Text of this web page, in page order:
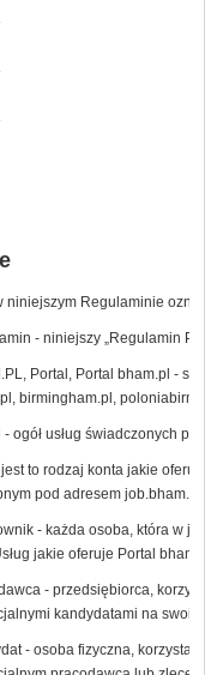
niniejszym Regulaminie
- niniejszy „Regulamin
Portal, Portal bham.pl -
birmingham.pl,
- ogół usług świadczonych
jest to rodzaj konta jakie
pod adresem job.bham.pl.
- każda osoba, która w
jakie oferuje Portal
- przedsiębiorca,
kandydatami na
- osoba fizyczna,